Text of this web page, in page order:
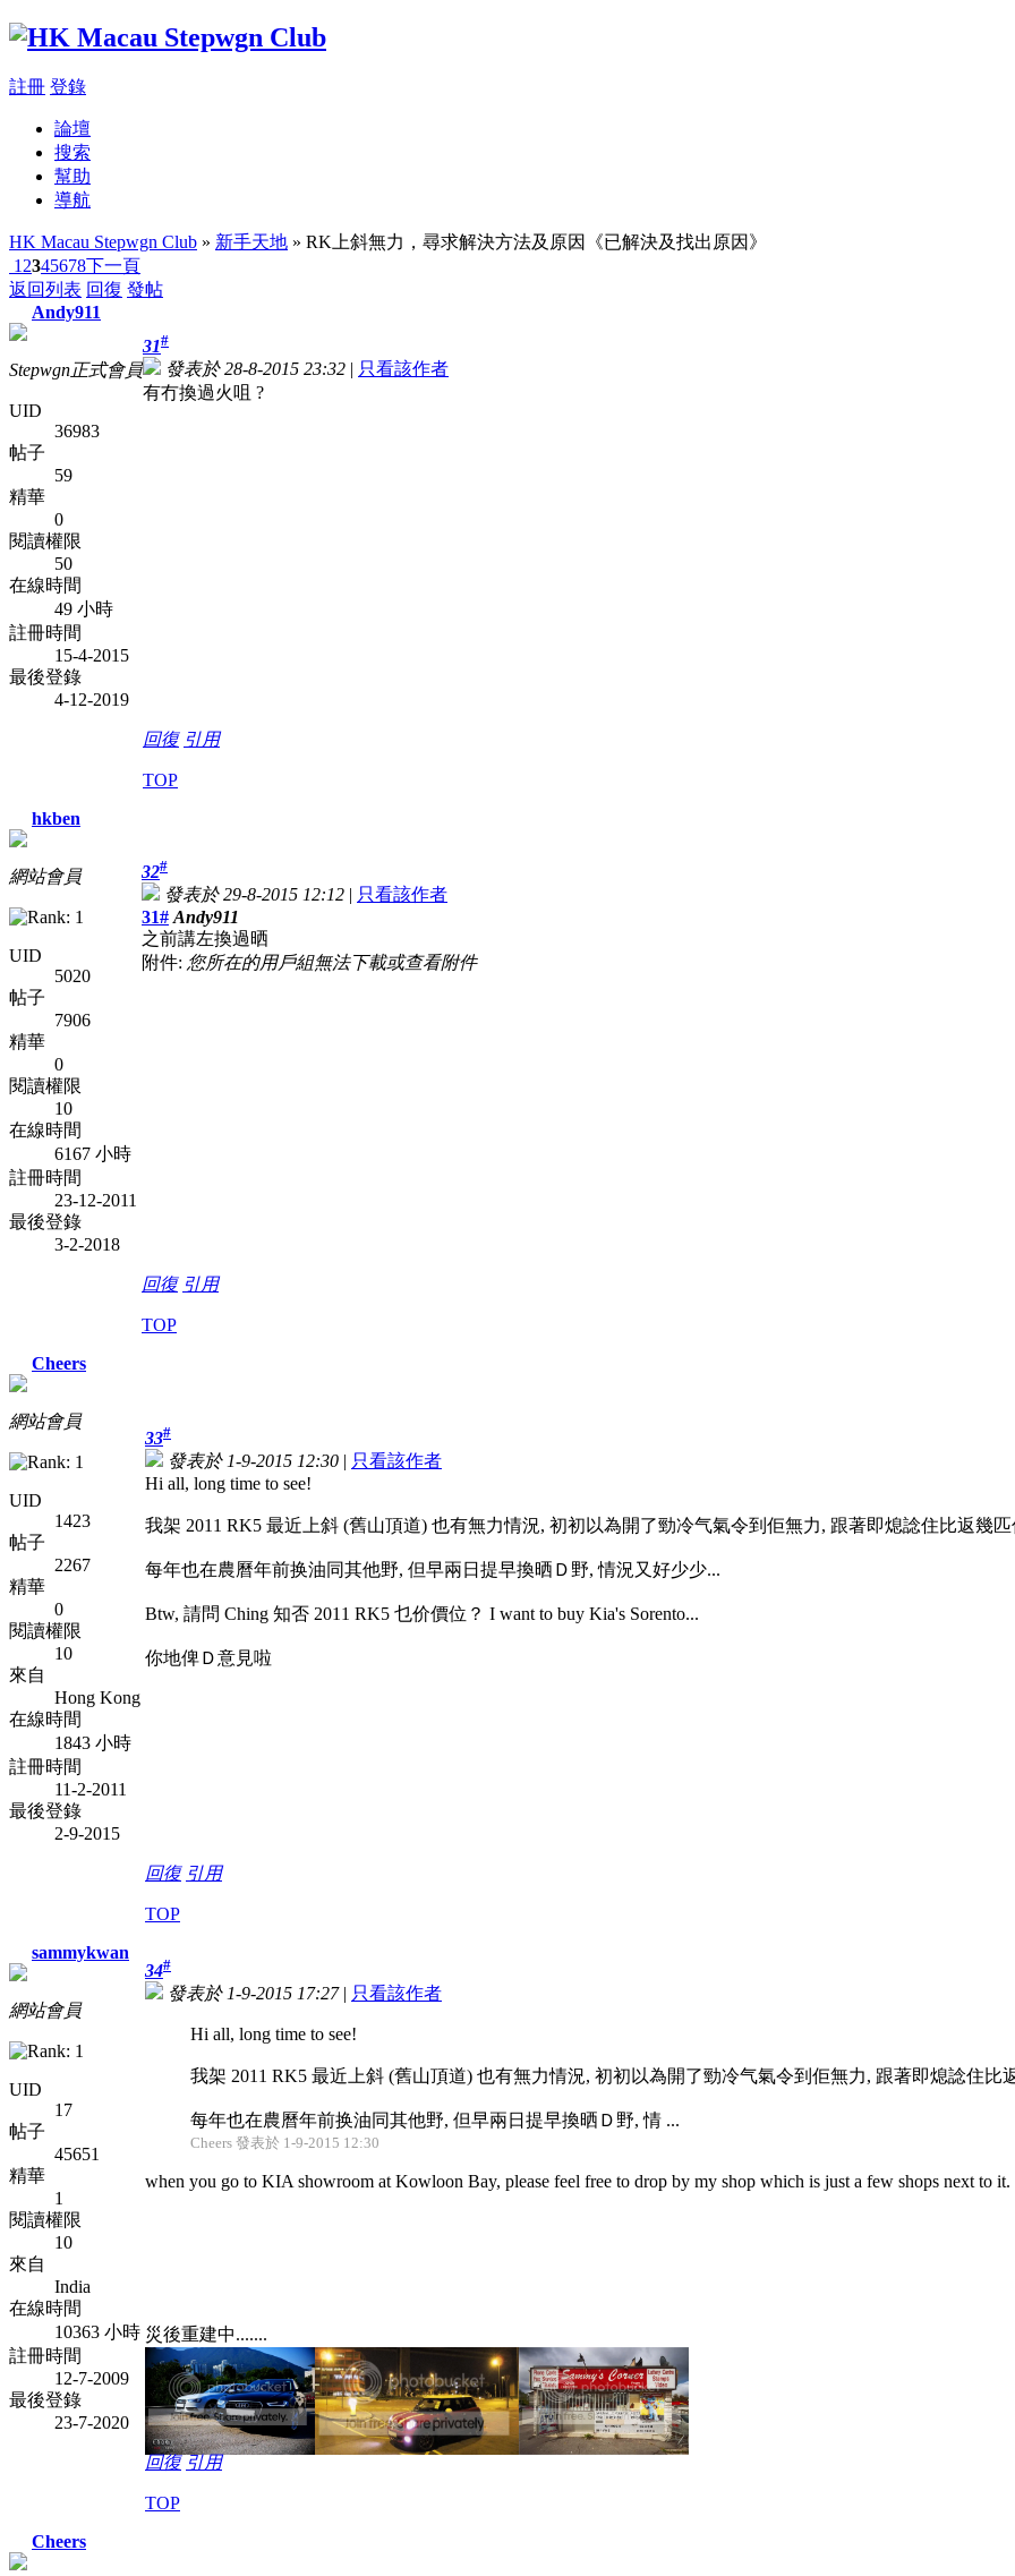
註冊 登錄
論壇
搜索
幫助
導航
HK Macau Stepwgn Club » 新手天地 » RK上斜無力，尋求解決方法及原因《已解決及找出原因》
1 2345678下一頁
返回列表 回復 發帖
Andy911
Stepwgn正式會員
UID
36983
帖子
59
精華
0
閱讀權限
50
在線時間
49 小時
註冊時間
15-4-2015
最後登錄
4-12-2019
31#
發表於 28-8-2015 23:32 | 只看該作者
有冇換過火咀 ?
回復 引用
TOP
hkben
網站會員
UID
5020
帖子
7906
精華
0
閱讀權限
10
在線時間
6167 小時
註冊時間
23-12-2011
最後登錄
3-2-2018
32#
發表於 29-8-2015 12:12 | 只看該作者
31# Andy911
之前講左換過晒
附件: 您所在的用戶組無法下載或查看附件
回復 引用
TOP
Cheers
網站會員
UID
1423
帖子
2267
精華
0
閱讀權限
10
來自
Hong Kong
在線時間
1843 小時
註冊時間
11-2-2011
最後登錄
2-9-2015
33#
發表於 1-9-2015 12:30 | 只看該作者
Hi all, long time to see!
我架 2011 RK5 最近上斜 (舊山頂道) 也有無力情況, 初初以為開了勁冷气氣令到佢無力, 跟著即熄諗住比返幾
每年也在農曆年前换油同其他野, 但早兩日提早換晒Ｄ野, 情況又好少少...
Btw, 請問 Ching 知否 2011 RK5 乜价價位？ I want to buy Kia's Sorento...
你地俾Ｄ意見啦
回復 引用
TOP
sammykwan
網站會員
UID
17
帖子
45651
精華
1
閱讀權限
10
來自
India
在線時間
10363 小時
註冊時間
12-7-2009
最後登錄
23-7-2020
34#
發表於 1-9-2015 17:27| 只看該作者
Hi all, long time to see!
我架 2011 RK5 最近上斜 (舊山頂道) 也有無力情況, 初初以為開了勁冷气氣令到佢無力, 跟著即熄諗住比
每年也在農曆年前换油同其他野, 但早兩日提早換晒Ｄ野, 情 ...
Cheers 發表於 1-9-2015 12:30
when you go to KIA showroom at Kowloon Bay, please feel free to drop by my shop which is just a few shops next to it.
災後重建中.......
回復 引用
TOP
Cheers